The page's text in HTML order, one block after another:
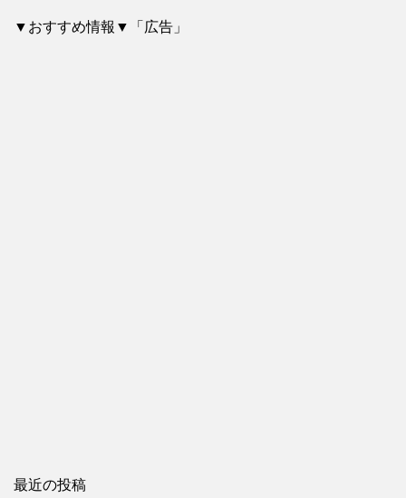
▼おすすめ情報▼「広告」
最近の投稿